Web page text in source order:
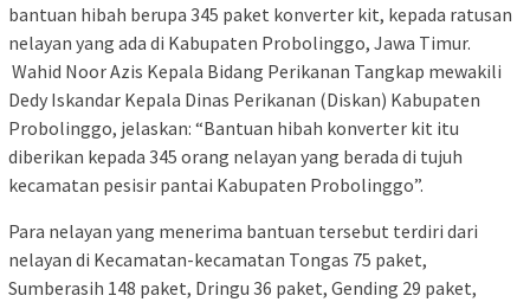
bantuan hibah berupa 345 paket konverter kit, kepada ratusan
nelayan yang ada di Kabupaten Probolinggo, Jawa Timur.
Wahid Noor Azis Kepala Bidang Perikanan Tangkap mewakili
Dedy Iskandar Kepala Dinas Perikanan (Diskan) Kabupaten
Probolinggo, jelaskan: “Bantuan hibah konverter kit itu
diberikan kepada 345 orang nelayan yang berada di tujuh
kecamatan pesisir pantai Kabupaten Probolinggo”.
Para nelayan yang menerima bantuan tersebut terdiri dari
nelayan di Kecamatan-kecamatan Tongas 75 paket,
Sumberasih 148 paket, Dringu 36 paket, Gending 29 paket,